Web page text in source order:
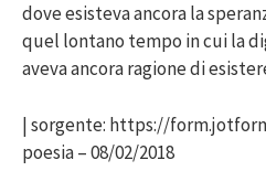
dove esisteva ancora la
quel lontano tempo in cui la
aveva ancora ragione di
| sorgente: https://
poesia – 08/02/2018